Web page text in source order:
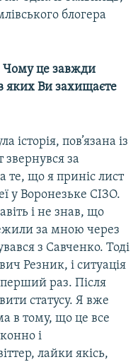
блогера
це завжди
яких Ви захищаєте
пов’язана із
звернувся за
те, що я приніс лист
у Воронезьке СІЗО.
і не знав, що
за мною через
з Савченко. Тоді
Резник, і ситуація
раз. Після
статусу. Я вже
в тому, що це все
і
лайки якісь,